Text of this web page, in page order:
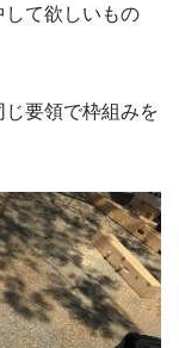
して欲しいもの
要領で枠組みを